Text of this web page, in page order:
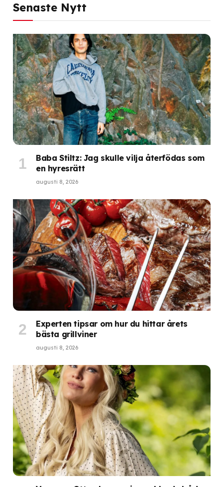
Senaste Nytt
Baba Stiltz: Jag skulle vilja återfödas som
en hyresrätt
augusti 8, 2026
Experten tipsar om hur du hittar årets
bästa grillviner
augusti 8, 2026